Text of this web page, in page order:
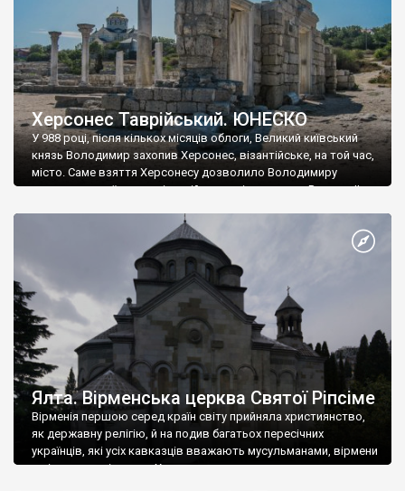
Херсонес Таврійський. ЮНЕСКО
У 988 році, після кількох місяців облоги, Великий київський
князь Володимир захопив Херсонес, візантійське, на той час,
місто. Саме взяття Херсонесу дозволило Володимиру
диктувати свої умови візантійському імператору Василю ІІ, та
Херсонесі Володимир-язичник, став Василем-християнином.
А потім було Хрещення Русі. На честь Херсонесу Таврійського
Ялта. Вірменська церква Святої Ріпсіме
Вірменія першою серед країн світу прийняла християнство,
як державну релігію, й на подив багатьох пересічних
українців, які усіх кавказців вважають мусульманами, вірмени
є відданими вірянами Христа